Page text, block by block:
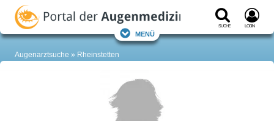
Suche Login
Menü
Augenarztsuche Rheinstetten